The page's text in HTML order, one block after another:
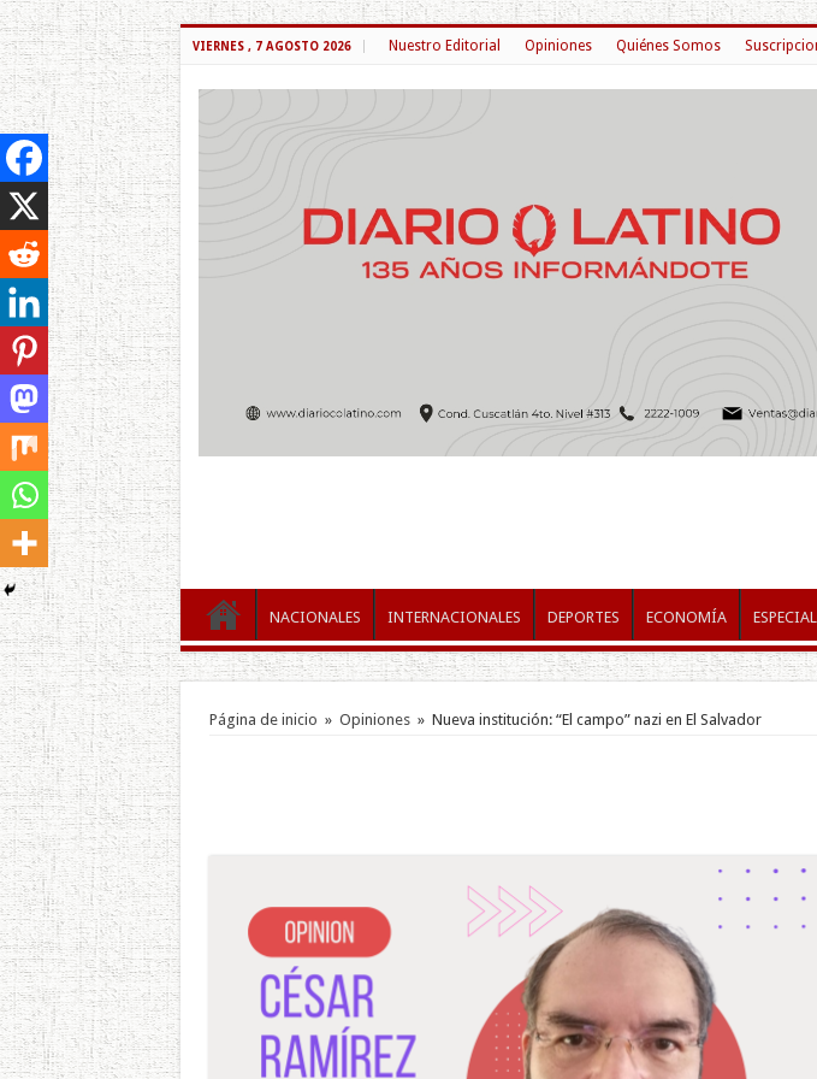
VIERNES , 7 AGOSTO 2026 Nuestro Editorial Opiniones Quiénes Somos
NACIONALES INTERNACIONALES DEPORTES ECONOMÍA
Página de inicio » Opiniones » Nueva institución: “El campo” nazi en El Salvador